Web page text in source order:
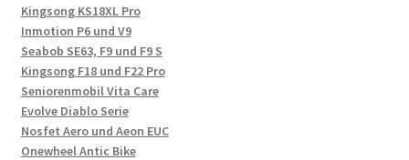
Kingsong KS18XL Pro
Inmotion P6 und V9
Seabob SE63, F9 und F9 S
Kingsong F18 und F22 Pro
Seniorenmobil Vita Care
Evolve Diablo Serie
Nosfet Aero und Aeon EUC
Onewheel Antic Bike